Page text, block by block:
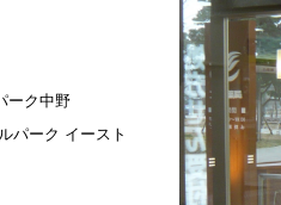
ーク中野
パーク イースト